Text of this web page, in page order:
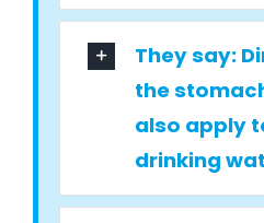
They say:
the
also apply
drinking